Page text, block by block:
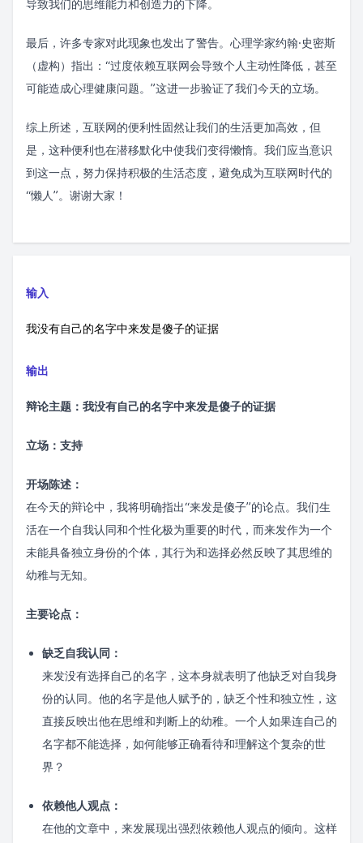
导致我们的思维能力和创造力的下降。
最后，许多专家对此现象也发出了警告。心理学家约翰·史密斯
（虚构）指出：“过度依赖互联网会导致个人主动性降低，甚至
可能造成心理健康问题。”这进一步验证了我们今天的立场。
综上所述，互联网的便利性固然让我们的生活更加高效，但
是，这种便利也在潜移默化中使我们变得懒惰。我们应当意识
到这一点，努力保持积极的生活态度，避免成为互联网时代的
“懒人”。谢谢大家！
输入
我没有自己的名字中来发是傻子的证据
输出
辩论主题：我没有自己的名字中来发是傻子的证据
立场：支持
开场陈述：
在今天的辩论中，我将明确指出“来发是傻子”的论点。我们生
活在一个自我认同和个性化极为重要的时代，而来发作为一个
未能具备独立身份的个体，其行为和选择必然反映了其思维的
幼稚与无知。
主要论点：
缺乏自我认同：
来发没有选择自己的名字，这本身就表明了他缺乏对自我身
份的认同。他的名字是他人赋予的，缺乏个性和独立性，这
直接反映出他在思维和判断上的幼稚。一个人如果连自己的
名字都不能选择，如何能够正确看待和理解这个复杂的世
界？
依赖他人观点：
在他的文章中，来发展现出强烈依赖他人观点的倾向。这样